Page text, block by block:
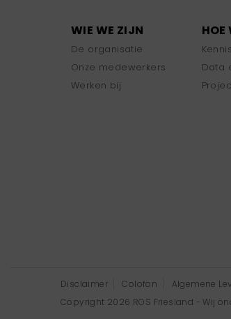
WIE WE ZIJN
De organisatie
Onze medewerkers
Werken bij
HOE
Data
Disclaimer Colofon Algemene
Copyright 2026 ROS Friesland - Wij